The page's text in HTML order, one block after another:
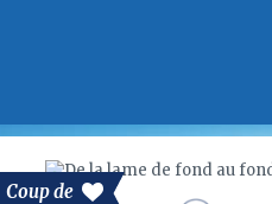
Coup de